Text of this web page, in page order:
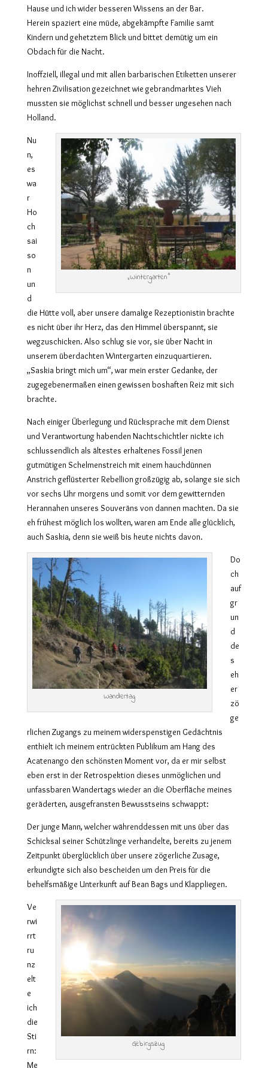
Hause und ich wider besseren Wissens an der Bar.
Herein spaziert eine müde, abgekämpfte Familie samt
Kindern und gehetztem Blick und bittet demütig um ein
Obdach für die Nacht.
Inoffziell, illegal und mit allen barbarischen Etiketten unserer
hehren Zivilisation gezeichnet wie gebrandmarktes Vieh
mussten sie möglichst schnell und besser ungesehen nach
Holland.
„Wintergarten“
Nu
n,
es
wa
r
Ho
ch
sai
so
n
un
d
die Hütte voll, aber unsere damalige Rezeptionistin brachte
es nicht über ihr Herz, das den Himmel überspannt, sie
wegzuschicken. Also schlug sie vor, sie über Nacht in
unserem überdachten Wintergarten einzuquartieren.
„Saskia bringt mich um“, war mein erster Gedanke, der
zugegebenermaßen einen gewissen boshaften Reiz mit sich
brachte.
Nach einiger Überlegung und Rücksprache mit dem Dienst
und Verantwortung habenden Nachtschichtler nickte ich
schlussendlich als ältestes erhaltenes Fossil jenen
gutmütigen Schelmenstreich mit einem hauchdünnen
Anstrich geflüsterter Rebellion großzügig ab, solange sie sich
vor sechs Uhr morgens und somit vor dem gewitternden
Herannahen unseres Souveräns von dannen machten. Da sie
eh frühest möglich los wollten, waren am Ende alle glücklich,
auch Saskia, denn sie weiß bis heute nichts davon.
Wandertag
Do
ch
auf
gr
un
d
de
s
eh
er
zö
ge
rlichen Zugangs zu meinem widerspenstigen Gedächtnis
enthielt ich meinem entrückten Publikum am Hang des
Acatenango den schönsten Moment vor, da er mir selbst
eben erst in der Retrospektion dieses unmöglichen und
unfassbaren Wandertags wieder an die Oberfläche meines
geräderten, ausgefransten Bewusstseins schwappt:
Der junge Mann, welcher währenddessen mit uns über das
Schicksal seiner Schützlinge verhandelte, bereits zu jenem
Zeitpunkt überglücklich über unsere zögerliche Zusage,
erkundigte sich also bescheiden um den Preis für die
behelfsmäßige Unterkunft auf Bean Bags und Klappliegen.
Gebirgszug
Ve
rwi
rrt
ru
nz
elt
e
ich
die
Sti
rn:
Me